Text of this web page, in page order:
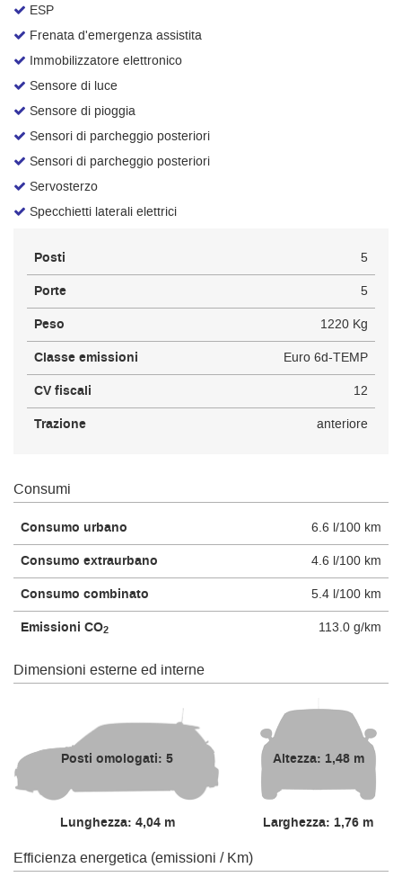
ESP
Frenata d'emergenza assistita
Immobilizzatore elettronico
Sensore di luce
Sensore di pioggia
Sensori di parcheggio posteriori
Sensori di parcheggio posteriori
Servosterzo
Specchietti laterali elettrici
Posti 5
Porte 5
Peso 1220 Kg
Classe emissioni Euro 6d-TEMP
CV fiscali 12
Trazione anteriore
Consumi
Consumo urbano 6.6 l/100 km
Consumo extraurbano 4.6 l/100 km
Consumo combinato 5.4 l/100 km
Emissioni CO2 113.0 g/km
Dimensioni esterne ed interne
Posti omologati: 5
Lunghezza: 4,04 m
Altezza: 1,48 m
Larghezza: 1,76 m
Efficienza energetica (emissioni / Km)